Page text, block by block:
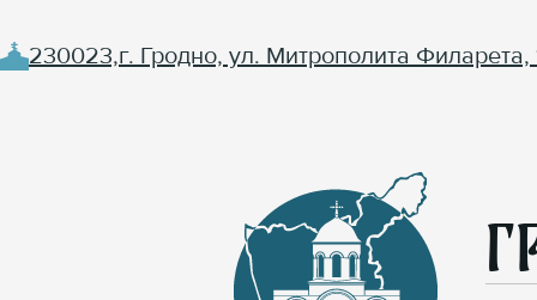
230023,г. Гродно, ул. Митрополита Филарета,